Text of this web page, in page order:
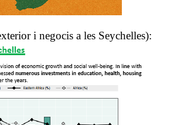
i negocis a les Seychelles):